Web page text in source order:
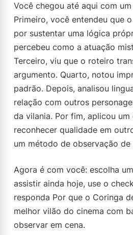
Você chegou até aqui com
Primeiro, você entendeu que
por sustentar uma lógica
percebeu como a atuação
Terceiro, viu que o roteiro
argumento. Quarto, notou
padrão. Depois, analisou
relação com outros
da vilania. Por fim, aplicou
reconhecer qualidade em
um método de observação de
Agora é com você: escolha
assistir ainda hoje, use o
responda Por que o Coringa
melhor vilão do cinema com
observar em cena.